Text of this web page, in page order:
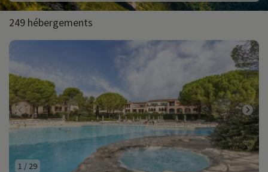
clubs. Une chose est certaine, la nature et le grand air seront au rendez-vous
pour votre week-end famille .
249 hébergements
1 / 29